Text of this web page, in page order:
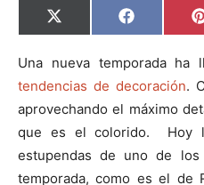
C
o
p
r
i
r
e
n
X
(
w
t
t
e
r
)
C
o
p
a
r
i
r
e
n
F
a
e
o
o
k
Una nueva temporada ha
tendencias de decoración.
aprovechando el máximo
que es el colorido. Hoy
estupendas de uno de
temporada, como es el de